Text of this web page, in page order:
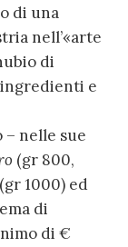
di una
nell’«arte
di
e
nelle sue
(gr 800,
(gr 1000) ed
di
di €